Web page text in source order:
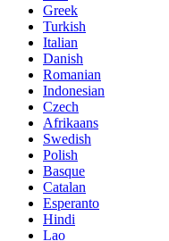
Greek
Turkish
Italian
Danish
Romanian
Indonesian
Czech
Afrikaans
Swedish
Polish
Basque
Catalan
Esperanto
Hindi
Lao